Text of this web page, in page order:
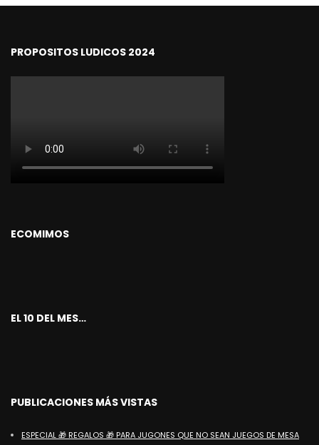
PROPOSITOS LUDICOS 2024
ECOMIMOS
EL 10 DEL MES…
PUBLICACIONES MÁS VISTAS
ESPECIAL 🎁 REGALOS 🎁 PARA JUGONES QUE NO SEAN JUEGOS DE MESA